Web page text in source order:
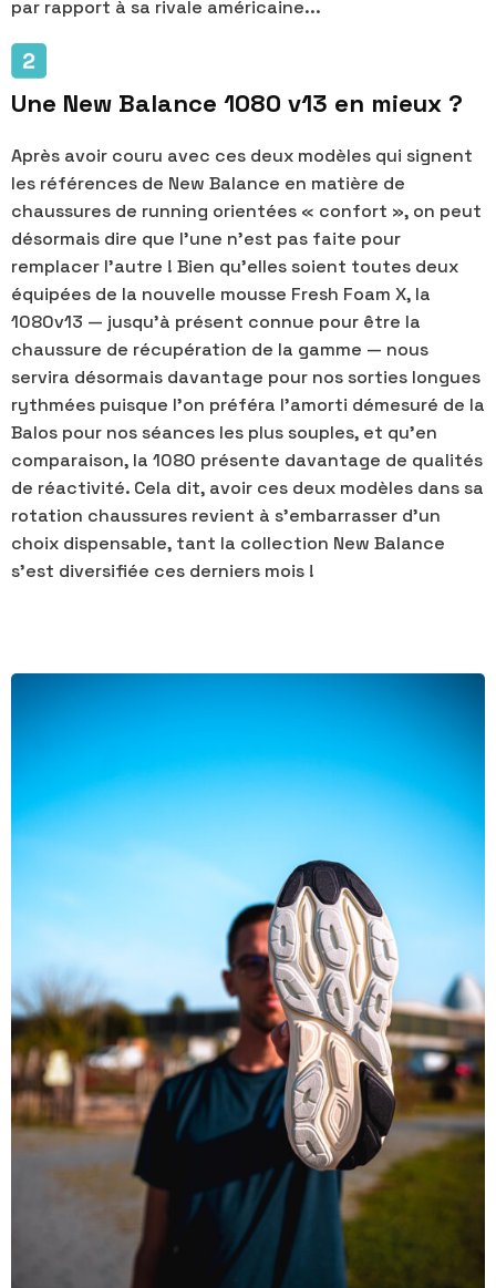
par rapport à sa rivale américaine...
Une New Balance 1080 v13 en mieux ?
Après avoir couru avec ces deux modèles qui signent
les références de New Balance en matière de
chaussures de running orientées « confort », on peut
désormais dire que l'une n'est pas faite pour
remplacer l'autre ! Bien qu'elles soient toutes deux
équipées de la nouvelle mousse Fresh Foam X, la
1080v13 — jusqu'à présent connue pour être la
chaussure de récupération de la gamme — nous
servira désormais davantage pour nos sorties longues
rythmées puisque l'on préféra l'amorti démesuré de la
Balos pour nos séances les plus souples, et qu'en
comparaison, la 1080 présente davantage de qualités
de réactivité. Cela dit, avoir ces deux modèles dans sa
rotation chaussures revient à s'embarrasser d'un
choix dispensable, tant la collection New Balance
s'est diversifiée ces derniers mois !